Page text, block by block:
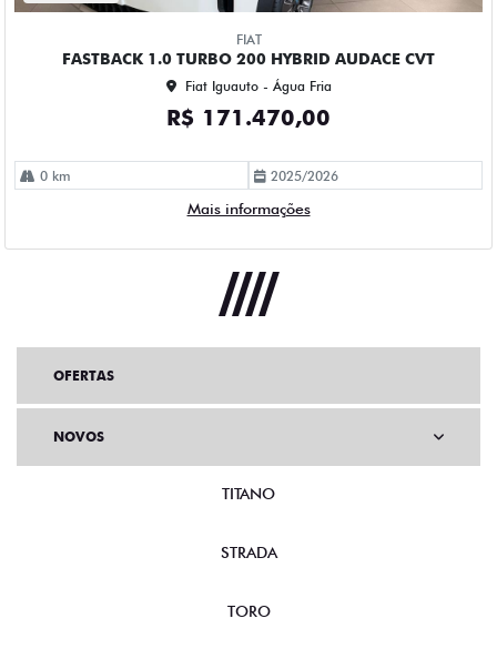
FIAT
FASTBACK 1.0 TURBO 200 HYBRID AUDACE CVT
Fiat Iguauto - Água Fria
R$ 171.470,00
0 km 2025/2026
Mais informações
OFERTAS
NOVOS
TITANO
STRADA
TORO